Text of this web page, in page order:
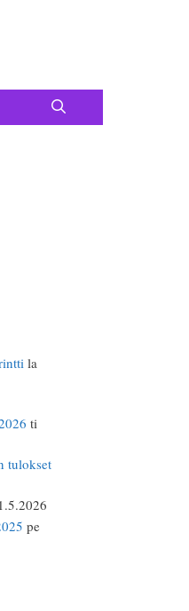
la
ti
tulokset
pe